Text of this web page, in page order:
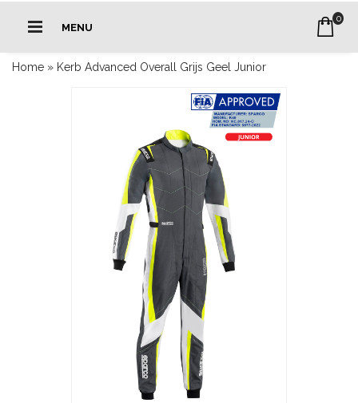
MENU
0
Home » Kerb Advanced Overall Grijs Geel Junior